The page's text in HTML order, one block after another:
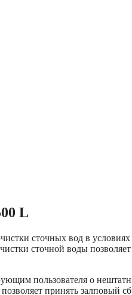
L
сточных вод в
сточной воды
пользователя о
принять залповый